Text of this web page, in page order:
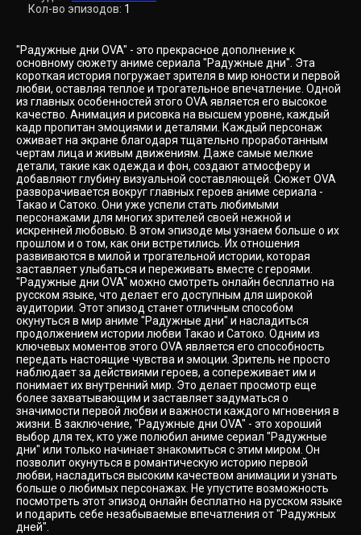
Кол-во эпизодов: 1
"Радужные дни OVA" - это прекрасное дополнение к
основному сюжету аниме сериала "Радужные дни". Эта
короткая история погружает зрителя в мир юности и первой
любви, оставляя теплое и трогательное впечатление. Одной
из главных особенностей этого OVA является его высокое
качество. Анимация и рисовка на высшем уровне, каждый
кадр пропитан эмоциями и деталями. Каждый персонаж
оживает на экране благодаря тщательно проработанным
чертам лица и живым движениям. Даже самые мелкие
детали, такие как одежда и фон, создают атмосферу и
добавляют глубину визуальной составляющей. Сюжет OVA
разворачивается вокруг главных героев аниме сериала -
Такао и Сатоко. Они уже успели стать любимыми
персонажами для многих зрителей своей нежной и
искренней любовью. В этом эпизоде мы узнаем больше о их
прошлом и о том, как они встретились. Их отношения
развиваются в милой и трогательной истории, которая
заставляет улыбаться и переживать вместе с героями.
"Радужные дни OVA" можно смотреть онлайн бесплатно на
русском языке, что делает его доступным для широкой
аудитории. Этот эпизод станет отличным способом
окунуться в мир аниме "Радужные дни" и насладиться
продолжением истории любви Такао и Сатоко. Одним из
ключевых моментов этого OVA является его способность
передать настоящие чувства и эмоции. Зритель не просто
наблюдает за действиями героев, а сопереживает им и
понимает их внутренний мир. Это делает просмотр еще
более захватывающим и заставляет задуматься о
значимости первой любви и важности каждого мгновения в
жизни. В заключение, "Радужные дни OVA" - это хороший
выбор для тех, кто уже полюбил аниме сериал "Радужные
дни" или только начинает знакомиться с этим миром. Он
позволит окунуться в романтическую историю первой
любви, насладиться высоким качеством анимации и узнать
больше о любимых персонажах. Не упустите возможность
посмотреть этот эпизод онлайн бесплатно на русском языке
и подарить себе незабываемые впечатления от "Радужных
дней".